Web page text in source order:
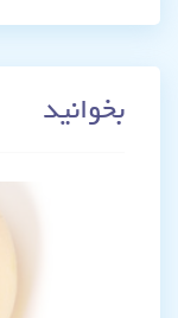
بخوانید